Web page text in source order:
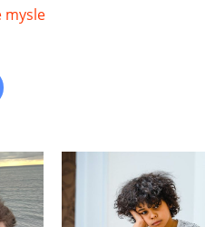
mysle